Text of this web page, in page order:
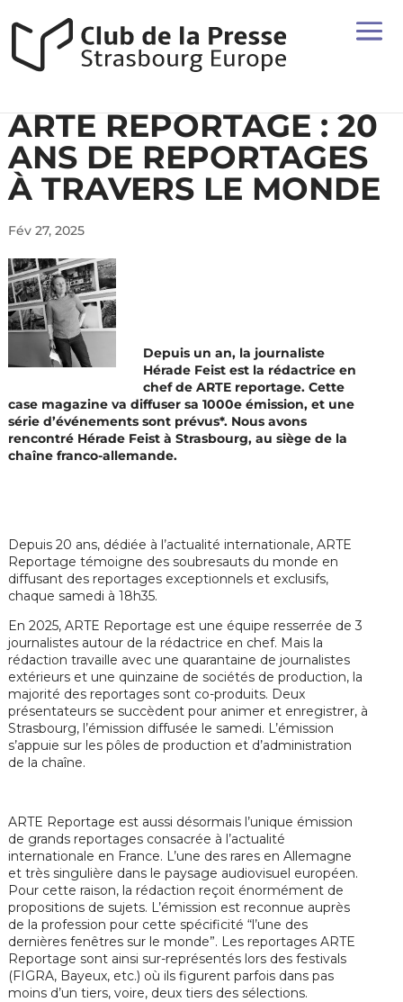
ARTE REPORTAGE : 20
ANS DE REPORTAGES
À TRAVERS LE MONDE
Fév 27, 2025
Depuis un an, la journaliste
Hérade Feist est la rédactrice en
chef de ARTE reportage. Cette
case magazine va diffuser sa 1000e émission, et une
série d’événements sont prévus*. Nous avons
rencontré Hérade Feist à Strasbourg, au siège de la
chaîne franco-allemande.
Depuis 20 ans, dédiée à l’actualité internationale, ARTE
Reportage témoigne des soubresauts du monde en
diffusant des reportages exceptionnels et exclusifs,
chaque samedi à 18h35.
En 2025, ARTE Reportage est une équipe resserrée de 3
journalistes autour de la rédactrice en chef. Mais la
rédaction travaille avec une quarantaine de journalistes
extérieurs et une quinzaine de sociétés de production, la
majorité des reportages sont co-produits. Deux
présentateurs se succèdent pour animer et enregistrer, à
Strasbourg, l’émission diffusée le samedi. L’émission
s’appuie sur les pôles de production et d’administration
de la chaîne.
ARTE Reportage est aussi désormais l’unique émission
de grands reportages consacrée à l’actualité
internationale en France. L’une des rares en Allemagne
et très singulière dans le paysage audiovisuel européen.
Pour cette raison, la rédaction reçoit énormément de
propositions de sujets. L’émission est reconnue auprès
de la profession pour cette spécificité “l’une des
dernières fenêtres sur le monde”. Les reportages ARTE
Reportage sont ainsi sur-représentés lors des festivals
(FIGRA, Bayeux, etc.) où ils figurent parfois dans pas
moins d’un tiers, voire, deux tiers des sélections.